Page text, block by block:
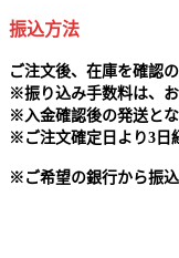
振込方法
ご注文後、在庫を確認
※振り込み手数料は、
※ 入金確認後の発送とな
※ ご注文確定日より3日
※ ご希望の銀行から振